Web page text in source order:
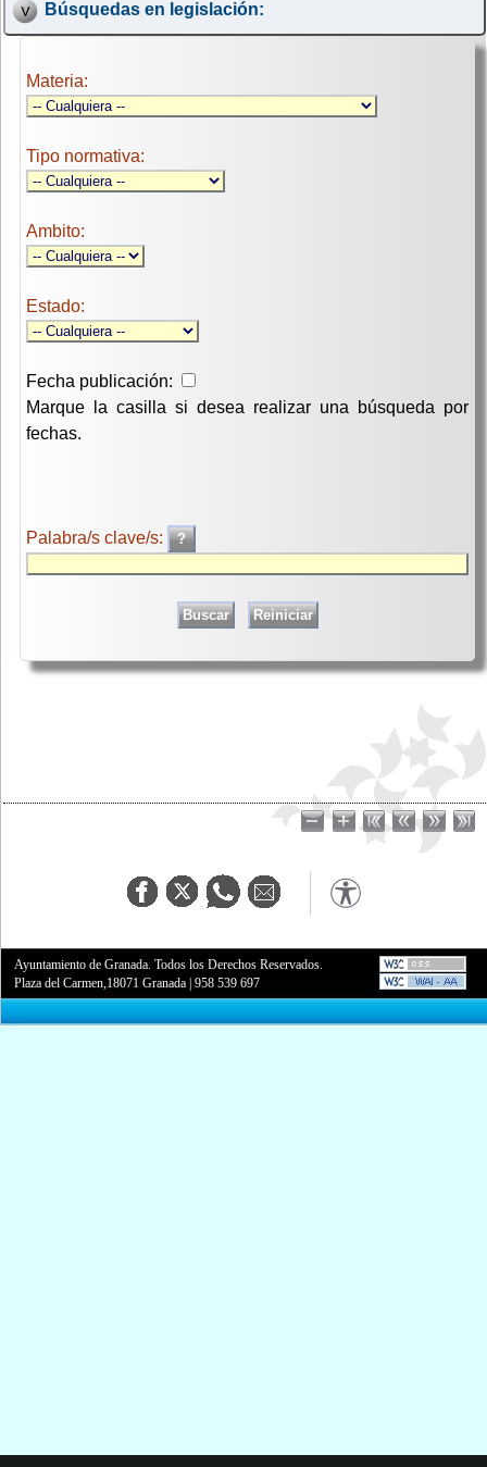
Búsquedas en legislación:
Materia:
Tipo normativa:
Ambito:
Estado:
Fecha publicación:
Marque la casilla si desea realizar una búsqueda por
fechas.
Palabra/s clave/s:
Ayuntamiento de Granada. Todos los Derechos Reservados.
Plaza del Carmen,18071 Granada |958 539 697